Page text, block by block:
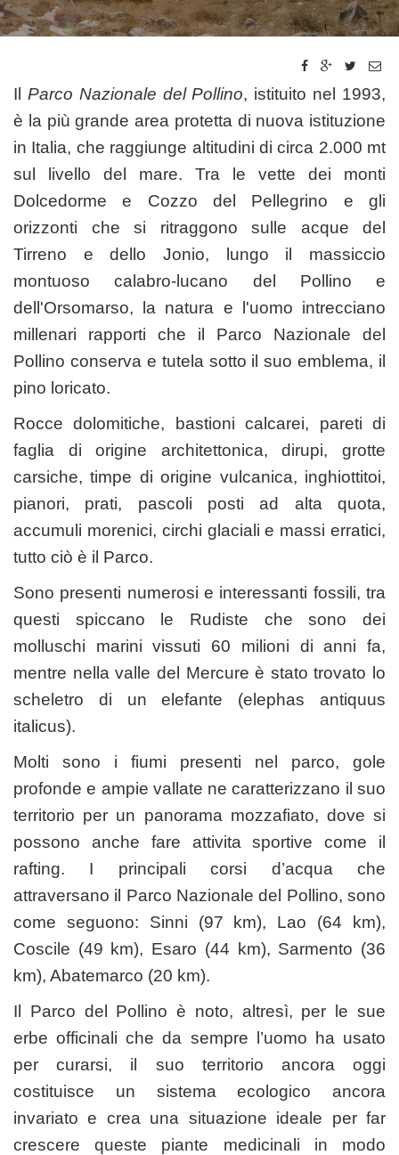
Il Parco Nazionale del Pollino, istituito nel 1993,
è la più grande area protetta di nuova istituzione
in Italia, che raggiunge altitudini di circa 2.000 mt
sul livello del mare. Tra le vette dei monti
Dolcedorme e Cozzo del Pellegrino e gli
orizzonti che si ritraggono sulle acque del
Tirreno e dello Jonio, lungo il massiccio
montuoso calabro-lucano del Pollino e
dell'Orsomarso, la natura e l'uomo intrecciano
millenari rapporti che il Parco Nazionale del
Pollino conserva e tutela sotto il suo emblema, il
pino loricato.
Rocce dolomitiche, bastioni calcarei, pareti di
faglia di origine architettonica, dirupi, grotte
carsiche, timpe di origine vulcanica, inghiottitoi,
pianori, prati, pascoli posti ad alta quota,
accumuli morenici, circhi glaciali e massi erratici,
tutto ciò è il Parco.
Sono presenti numerosi e interessanti fossili, tra
questi spiccano le Rudiste che sono dei
molluschi marini vissuti 60 milioni di anni fa,
mentre nella valle del Mercure è stato trovato lo
scheletro di un elefante (elephas antiquus
italicus).
Molti sono i fiumi presenti nel parco, gole
profonde e ampie vallate ne caratterizzano il suo
territorio per un panorama mozzafiato, dove si
possono anche fare attivita sportive come il
rafting. I principali corsi d’acqua che
attraversano il Parco Nazionale del Pollino, sono
come seguono: Sinni (97 km), Lao (64 km),
Coscile (49 km), Esaro (44 km), Sarmento (36
km), Abatemarco (20 km).
Il Parco del Pollino è noto, altresì, per le sue
erbe officinali che da sempre l’uomo ha usato
per curarsi, il suo territorio ancora oggi
costituisce un sistema ecologico ancora
invariato e crea una situazione ideale per far
crescere queste piante medicinali in modo